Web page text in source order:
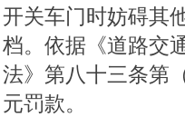
开关车门时妨碍其
档。依据《道路交
法》第八十三条第
元罚款。